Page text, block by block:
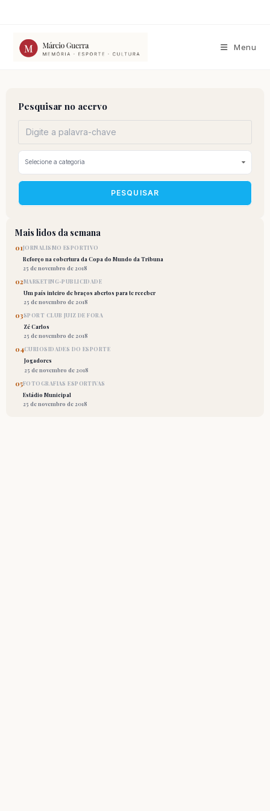
conteúdo
Menu
Pesquisar no acervo
PESQUISAR
Mais lidos da semana
01JORNALISMO ESPORTIVO
Reforço na cobertura da Copa do Mundo da Tribuna
25 de novembro de 2018
02MARKETING-PUBLICIDADE
Um país inteiro de braços abertos para te receber
25 de novembro de 2018
03SPORT CLUB JUIZ DE FORA
Zé Carlos
25 de novembro de 2018
04CURIOSIDADES DO ESPORTE
Jogadores
25 de novembro de 2018
05FOTOGRAFIAS ESPORTIVAS
Estádio Municipal
25 de novembro de 2018